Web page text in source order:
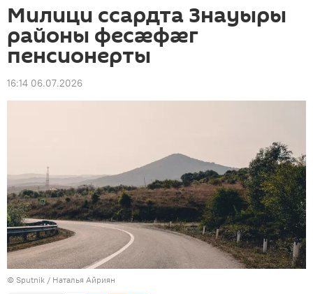
Милици ссардта Знауыры
районы фесӕфӕг
пенсионерты
16:14 06.07.2026
© Sputnik / Наталья Айриян